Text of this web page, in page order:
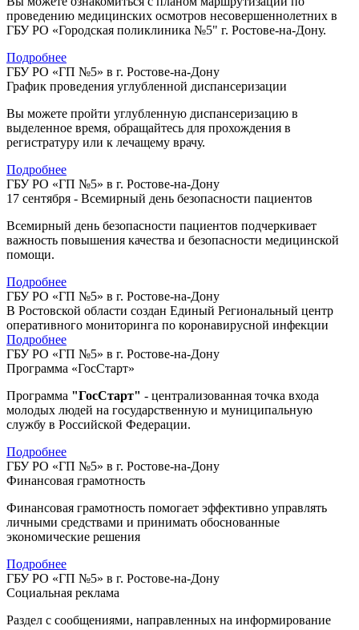
проведению медицинских осмотров несовершеннолетних в
ГБУ РО «Городская поликлиника №5" г. Ростове-на-Дону.
Подробнее
ГБУ РО «ГП №5» в г. Ростове-на-Дону
График проведения углубленной диспансеризации
Вы можете пройти углубленную диспансеризацию в
выделенное время, обращайтесь для прохождения в
регистратуру или к лечащему врачу.
Подробнее
ГБУ РО «ГП №5» в г. Ростове-на-Дону
17 сентября - Всемирный день безопасности пациентов
Всемирный день безопасности пациентов подчеркивает
важность повышения качества и безопасности медицинской
помощи.
Подробнее
ГБУ РО «ГП №5» в г. Ростове-на-Дону
В Ростовской области создан Единый Региональный центр
оперативного мониторинга по коронавирусной инфекции
Подробнее
ГБУ РО «ГП №5» в г. Ростове-на-Дону
Программа «ГосСтарт»
Программа "ГосСтарт" - централизованная точка входа
молодых людей на государственную и муниципальную
службу в Российской Федерации.
Подробнее
ГБУ РО «ГП №5» в г. Ростове-на-Дону
Финансовая грамотность
Финансовая грамотность помогает эффективно управлять
личными средствами и принимать обоснованные
экономические решения
Подробнее
ГБУ РО «ГП №5» в г. Ростове-на-Дону
Социальная реклама
Раздел с сообщениями, направленных на информирование